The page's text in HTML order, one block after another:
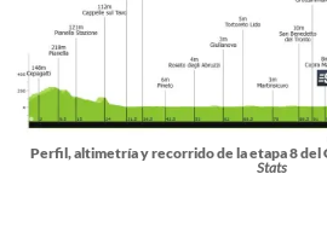
Perfil, altimetría y recorrido de la etapa 8 del
Stats